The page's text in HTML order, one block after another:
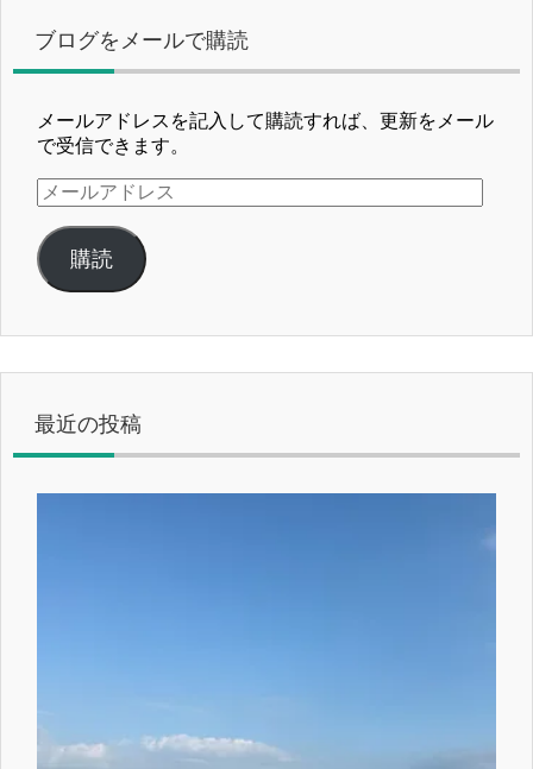
ブログをメールで購読
メールアドレスを記入して購読すれば、更新をメール
で受信できます。
メ
ー
ル
ア
ド
ス
購読
最近の投稿